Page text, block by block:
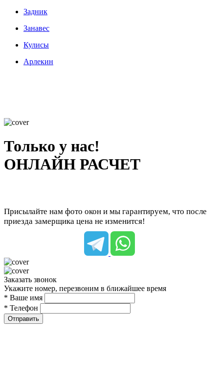
Задник
Занавес
Кулисы
Арлекин
Только у нас!
ОНЛАЙН РАСЧЕТ
Присылайте нам фото окон и мы гарантируем, что после
приезда замерщика цена не изменится!
Заказать звонок
Укажите номер, перезвоним в ближайшее время
* Ваше имя
* Телефон
Отправить